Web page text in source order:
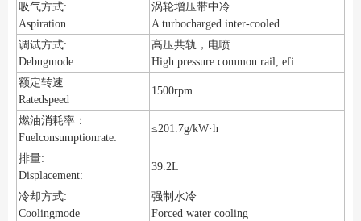
吸气方式:
Aspiration
涡轮增压带中冷
A turbocharged inter-cooled
调试方式:
Debugmode
高压共轨，电喷
High pressure common rail, efi
额定转速
Ratedspeed
1500rpm
燃油消耗率：
Fuelconsumptionrate:
≤201.7g/kW·h
排量:
Displacement:
39.2L
冷却方式:
Coolingmode
强制水冷
Forced water cooling